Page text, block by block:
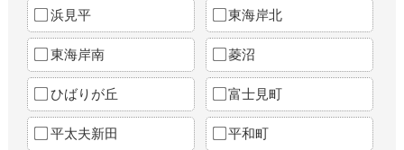
浜見平 東海岸北
東海岸南 菱沼
ひばりが丘 富士見町
平太夫新田 平和町